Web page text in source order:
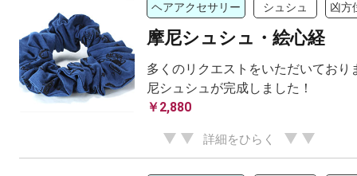
ヘアアクセサリー シュシュ 凶方
摩尼シュシュ・絵心経
多くのリクエストをいただいており
尼シュシュが完成しました！
￥2,880
詳細をひらく